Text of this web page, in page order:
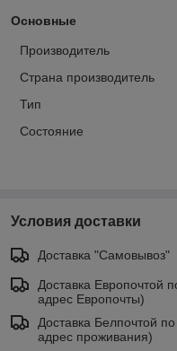
Основные
Производитель
Страна производитель
Тип
Состояние
Условия доставки
Доставка "Самовывоз"
Доставка Европочтой
адрес Европочты)
Доставка Белпочтой
адрес проживания)